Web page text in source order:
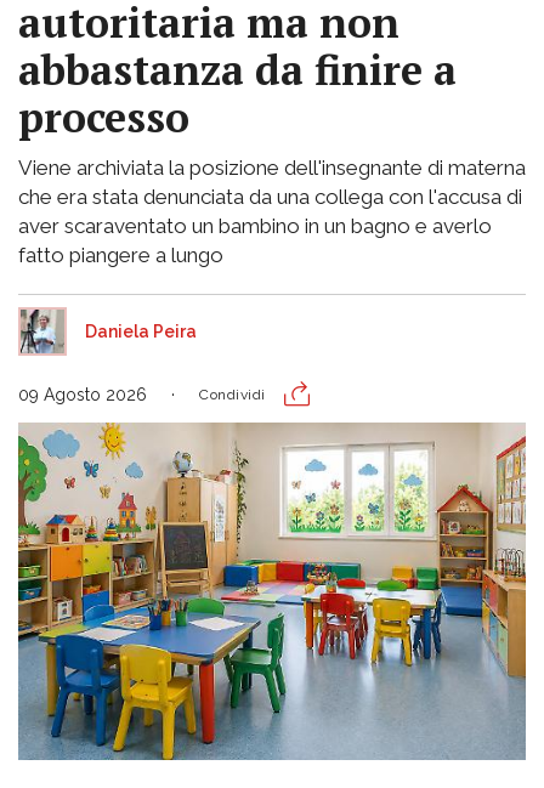
autoritaria ma non
abbastanza da finire a
processo
Viene archiviata la posizione dell'insegnante di materna
che era stata denunciata da una collega con l'accusa di
aver scaraventato un bambino in un bagno e averlo
fatto piangere a lungo
Daniela Peira
09 Agosto 2026 Condividi